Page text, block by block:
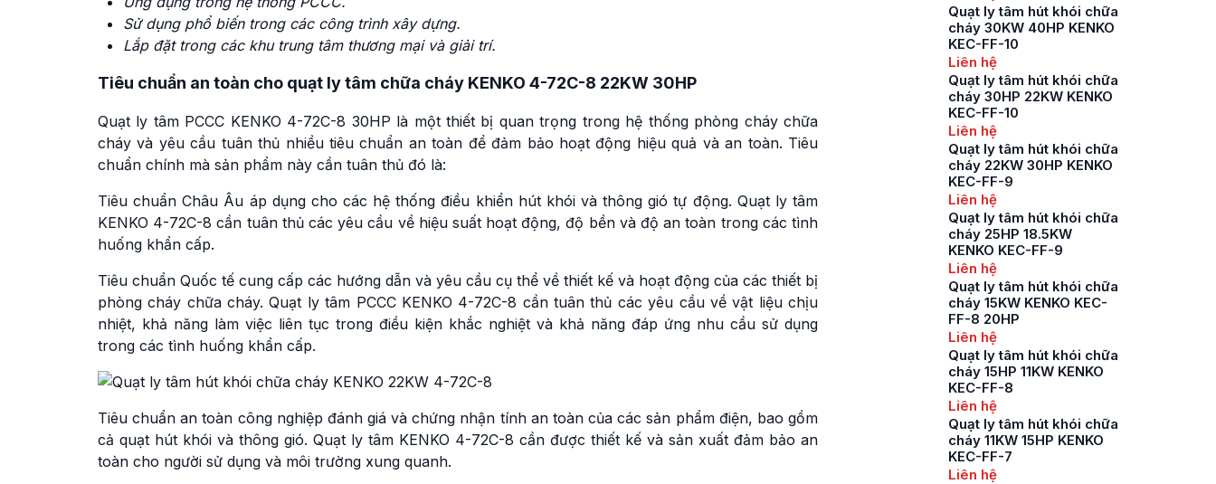
Sử dụng phổ biến trong các công trình xây dựng.
Lắp đặt trong các khu trung tâm thương mại và giải trí.
Tiêu chuẩn an toàn cho quạt ly tâm chữa cháy KENKO 4-72C-8 22KW 30HP
Quạt ly tâm PCCC KENKO 4-72C-8 30HP là một thiết bị quan trọng trong hệ thống phòng cháy chữa
cháy và yêu cầu tuân thủ nhiều tiêu chuẩn an toàn để đảm bảo hoạt động hiệu quả và an toàn. Tiêu
chuẩn chính mà sản phẩm này cần tuân thủ đó là:
Tiêu chuẩn Châu Âu áp dụng cho các hệ thống điều khiển hút khói và thông gió tự động. Quạt ly tâm
KENKO 4-72C-8 cần tuân thủ các yêu cầu về hiệu suất hoạt động, độ bền và độ an toàn trong các tình
huống khẩn cấp.
Tiêu chuẩn Quốc tế cung cấp các hướng dẫn và yêu cầu cụ thể về thiết kế và hoạt động của các thiết bị
phòng cháy chữa cháy. Quạt ly tâm PCCC KENKO 4-72C-8 cần tuân thủ các yêu cầu về vật liệu chịu
nhiệt, khả năng làm việc liên tục trong điều kiện khắc nghiệt và khả năng đáp ứng nhu cầu sử dụng
trong các tình huống khẩn cấp.
Tiêu chuẩn an toàn công nghiệp đánh giá và chứng nhận tính an toàn của các sản phẩm điện, bao gồm
cả quạt hút khói và thông gió. Quạt ly tâm KENKO 4-72C-8 cần được thiết kế và sản xuất đảm bảo an
toàn cho người sử dụng và môi trường xung quanh.
Quạt ly tâm hút khói chữa
cháy 30KW 40HP KENKO
KEC-FF-10
Liên hệ
Quạt ly tâm hút khói chữa
cháy 30HP 22KW KENKO
KEC-FF-10
Liên hệ
Quạt ly tâm hút khói chữa
cháy 22KW 30HP KENKO
KEC-FF-9
Liên hệ
Quạt ly tâm hút khói chữa
cháy 25HP 18.5KW
KENKO KEC-FF-9
Liên hệ
Quạt ly tâm hút khói chữa
cháy 15KW KENKO KEC-
FF-8 20HP
Liên hệ
Quạt ly tâm hút khói chữa
cháy 15HP 11KW KENKO
KEC-FF-8
Liên hệ
Quạt ly tâm hút khói chữa
cháy 11KW 15HP KENKO
KEC-FF-7
Liên hệ